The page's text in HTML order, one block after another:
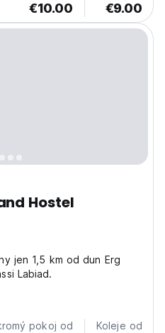
€10.00 €9.00
Hostel
jen 1,5 km od dun Erg
Labiad.
pokoj od Koleje od